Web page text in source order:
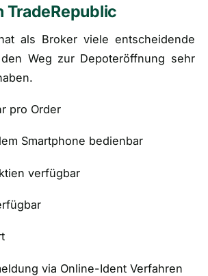
TradeRepublic
als Broker viele entscheidende
Weg zur Depoteröffnung sehr
pro Order
Smartphone bedienbar
verfügbar
via Online-Ident Verfahren